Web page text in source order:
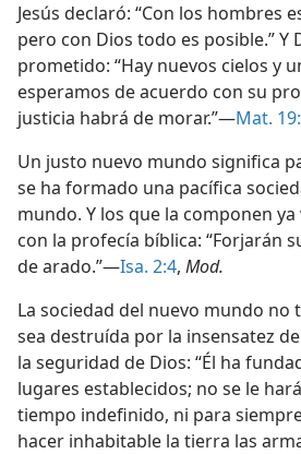
Jesús declaró: “Con los hombres
pero con Dios todo es posible.” Y
prometido: “Hay nuevos cielos y
esperamos de acuerdo con su
justicia habrá de morar.”—Mat.
Un justo nuevo mundo significa
se ha formado una pacífica
mundo. Y los que la componen
con la profecía bíblica: “Forjarán
de arado.”—Isa. 2:4, Mod.
La sociedad del nuevo mundo no
sea destruída por la insensatez
la seguridad de Dios: “Él ha
lugares establecidos; no se le
tiempo indefinido, ni para
hacer inhabitable la tierra las